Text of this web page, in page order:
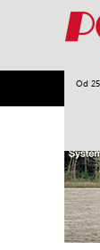
Od